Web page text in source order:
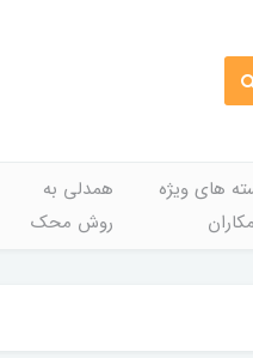
های ویژه
همدلی به
روش محک